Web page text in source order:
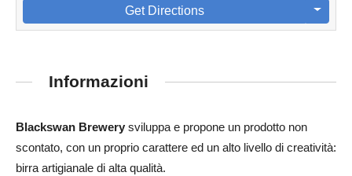
Get Directions
Informazioni
Blackswan Brewery sviluppa e propone un prodotto non
scontato, con un proprio carattere ed un alto livello di creatività:
birra artigianale di alta qualità.